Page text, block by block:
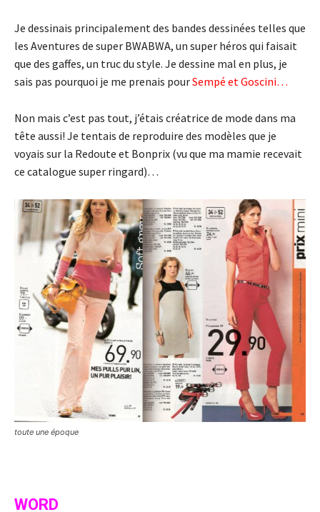
Je dessinais principalement des bandes dessinées telles que
les Aventures de super BWABWA, un super héros qui faisait
que des gaffes, un truc du style. Je dessine mal en plus, je
sais pas pourquoi je me prenais pourSempé et Goscini…
Non mais c’est pas tout, j’étais créatrice de mode dans ma
tête aussi! Je tentais de reproduire des modèles que je
voyais sur la Redoute et Bonprix (vu que ma mamie recevait
ce catalogue super ringard)…
toute une époque
WORD